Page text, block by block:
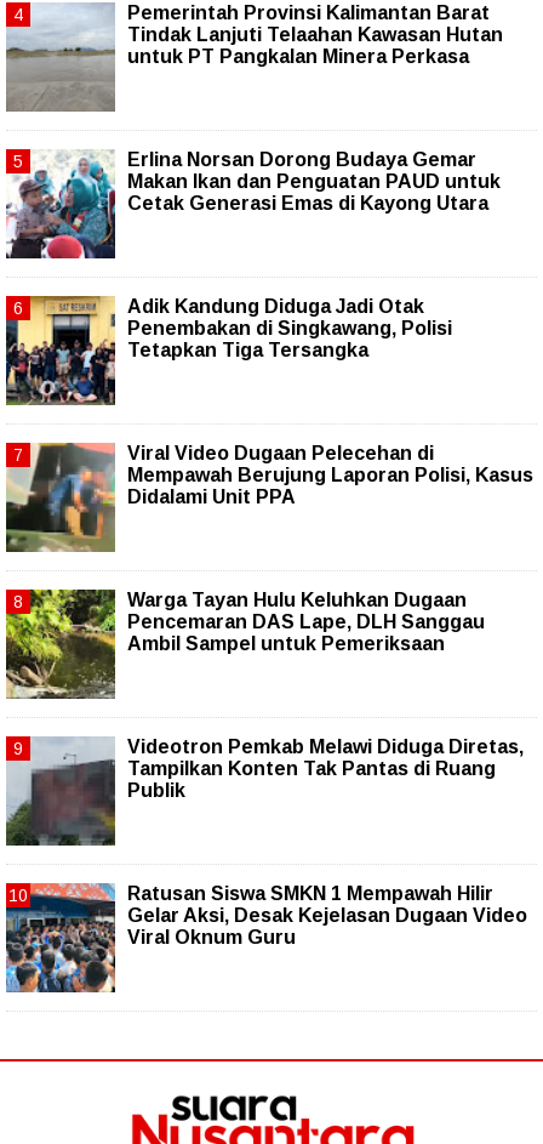
Pemerintah Provinsi Kalimantan Barat
Tindak Lanjuti Telaahan Kawasan Hutan
untuk PT Pangkalan Minera Perkasa
Erlina Norsan Dorong Budaya Gemar
Makan Ikan dan Penguatan PAUD untuk
Cetak Generasi Emas di Kayong Utara
Adik Kandung Diduga Jadi Otak
Penembakan di Singkawang, Polisi
Tetapkan Tiga Tersangka
Viral Video Dugaan Pelecehan di
Mempawah Berujung Laporan Polisi, Kasus
Didalami Unit PPA
Warga Tayan Hulu Keluhkan Dugaan
Pencemaran DAS Lape, DLH Sanggau
Ambil Sampel untuk Pemeriksaan
Videotron Pemkab Melawi Diduga Diretas,
Tampilkan Konten Tak Pantas di Ruang
Publik
Ratusan Siswa SMKN 1 Mempawah Hilir
Gelar Aksi, Desak Kejelasan Dugaan Video
Viral Oknum Guru